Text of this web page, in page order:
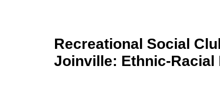
Recreational Social
Joinville: Ethnic-Racial